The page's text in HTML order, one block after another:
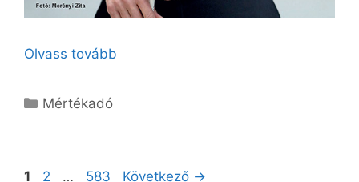
Olvass tovább
Kategória
Mértékadó
Oldal
1 Oldal
2 … Oldal
583 Következő →